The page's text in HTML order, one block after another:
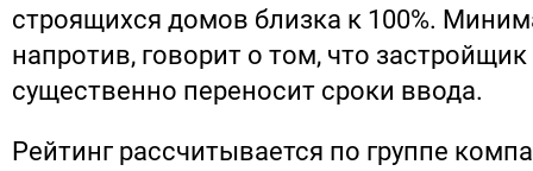
строящихся домов близка к 100%.
напротив, говорит о том, что застройщик
существенно переносит сроки ввода.
Рейтинг рассчитывается по группе